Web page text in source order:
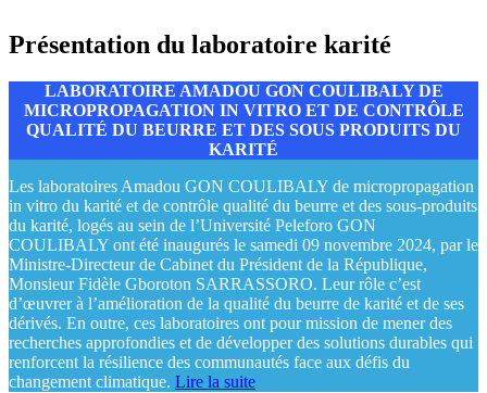
Présentation du laboratoire karité
LABORATOIRE AMADOU GON COULIBALY DE
MICROPROPAGATION IN VITRO ET DE CONTRÔLE
QUALITÉ DU BEURRE ET DES SOUS PRODUITS DU
KARITÉ
Les laboratoires Amadou GON COULIBALY de micropropagation
in vitro du karité et de contrôle qualité du beurre et des sous-produits
du karité, logés au sein de l’Université Peleforo GON
COULIBALY ont été inaugurés le samedi 09 novembre 2024, par le
Ministre-Directeur de Cabinet du Président de la République,
Monsieur Fidèle Gboroton SARRASSORO. Leur rôle c’est
d’œuvrer à l’amélioration de la qualité du beurre de karité et de ses
dérivés. En outre, ces laboratoires ont pour mission de mener des
recherches approfondies et de développer des solutions durables qui
renforcent la résilience des communautés face aux défis du
changement climatique. Lire la suite